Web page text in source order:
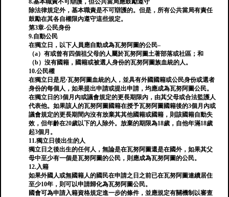
8.基本職責不可辯護，但公共當局應鼓勵遵守
除法律規定外，基本職責是不可辯護的。但是，所有公共當局有責任
鼓勵在其各自權限內遵守這些規定。
第3章-公民身份
9.自動公民
在獨立日，以下人員應自動成為瓦努阿圖的公民–
（a）有或曾有四個祖父母的人屬於瓦努阿圖土著部落或社區；和
（b）沒有國籍，國籍或被選人身份的瓦努阿圖族血統的人。
10.公民權
在獨立日是尼·瓦努阿圖血統的人，並具有外國國籍或公民身份或選者
身份的每個人，如果提出申請或提出申請，均應成為瓦努阿圖公民。
在獨立日的3個月內或議會規定的更長期限內，由其父母或合法監護人
代表他。如果該人的瓦努阿圖國籍在授予瓦努阿圖國籍後的3個月內或
議會規定的更長期間內沒有放棄其其他國籍或國籍，則該國籍自動失
效，但年齡在20歲以下的人除外。放棄的期限為18歲，自他年滿18歲
起3個月。
11.獨立日後出生的人
獨立日之後出生的任何人，無論是在瓦努阿圖還是在國外，如果其父
母中至少有一個是瓦努阿圖的公民，則應成為瓦努阿圖的公民。
12.入籍
如果外國人或無國籍人的國民在申請之日之前已在瓦努阿圖連續居住
至少10年，則可以申請歸化為瓦努阿圖公民。
國會可為申請入籍資格規定進一步的條件，並應規定有關機制以審查